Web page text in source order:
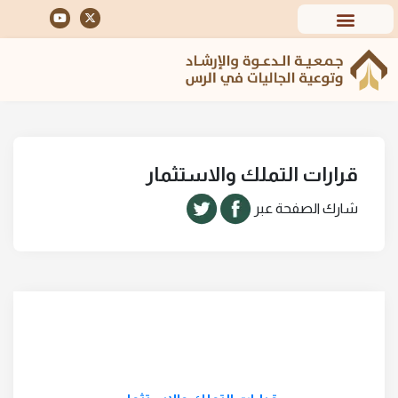
قرارات التملك والاستثمار
شارك الصفحة عبر